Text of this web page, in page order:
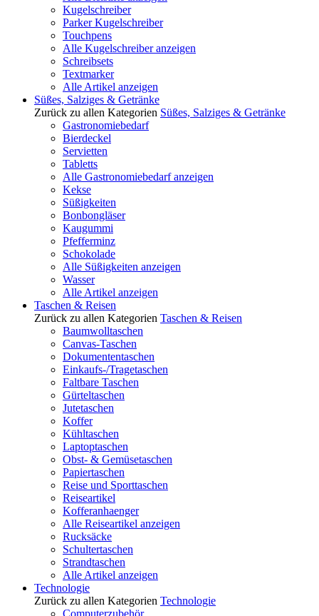
Kugelschreiber
Parker Kugelschreiber
Touchpens
Alle Kugelschreiber anzeigen
Schreibsets
Textmarker
Alle Artikel anzeigen
Süßes, Salziges & Getränke
Zurück zu allen Kategorien Süßes, Salziges & Getränke
Gastronomiebedarf
Bierdeckel
Servietten
Tabletts
Alle Gastronomiebedarf anzeigen
Kekse
Süßigkeiten
Bonbongläser
Kaugummi
Pfefferminz
Schokolade
Alle Süßigkeiten anzeigen
Wasser
Alle Artikel anzeigen
Taschen & Reisen
Zurück zu allen Kategorien Taschen & Reisen
Baumwolltaschen
Canvas-Taschen
Dokumententaschen
Einkaufs-/Tragetaschen
Faltbare Taschen
Gürteltaschen
Jutetaschen
Koffer
Kühltaschen
Laptoptaschen
Obst- & Gemüsetaschen
Papiertaschen
Reise und Sporttaschen
Reiseartikel
Kofferanhaenger
Alle Reiseartikel anzeigen
Rucksäcke
Schultertaschen
Strandtaschen
Alle Artikel anzeigen
Technologie
Zurück zu allen Kategorien Technologie
Computerzubehör